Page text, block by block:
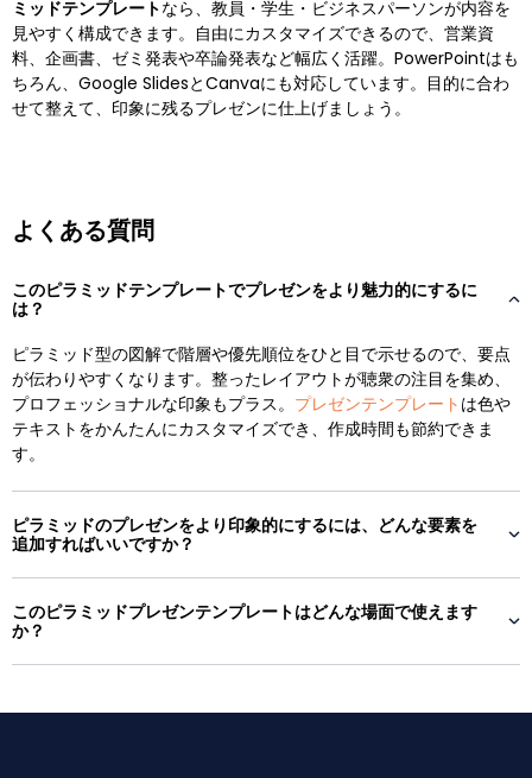
ミッドテンプレートなら、教員・学生・ビジネスパーソンが内容を
見やすく構成できます。自由にカスタマイズできるので、営業資
料、企画書、ゼミ発表や卒論発表など幅広く活躍。PowerPointはも
ちろん、Google SlidesとCanvaにも対応しています。目的に合わ
せて整えて、印象に残るプレゼンに仕上げましょう。
よくある質問
このピラミッドテンプレートでプレゼンをより魅力的にするに
は？
ピラミッド型の図解で階層や優先順位をひと目で示せるので、要点
が伝わりやすくなります。整ったレイアウトが聴衆の注目を集め、
プロフェッショナルな印象もプラス。 プレゼンテンプレート は色や
テキストをかんたんにカスタマイズでき、作成時間も節約できま
す。
ピラミッドのプレゼンをより印象的にするには、どんな要素を
追加すればいいですか？
このピラミッドプレゼンテンプレートはどんな場面で使えます
か？